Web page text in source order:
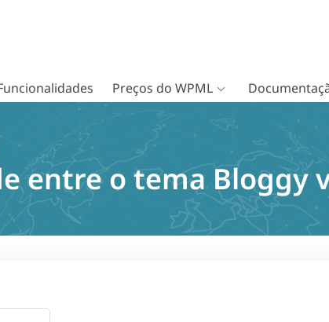
Preços do WPML
entre o tema Bloggy